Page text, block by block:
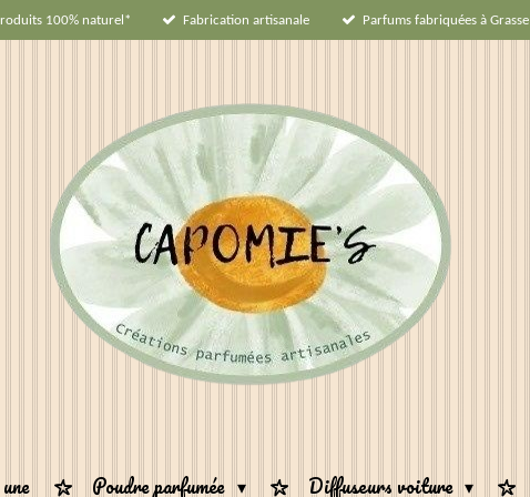
100% naturel* Fabrication artisanale Parfums fabriquées à Grasse
Poudre parfumée Diffuseurs voiture